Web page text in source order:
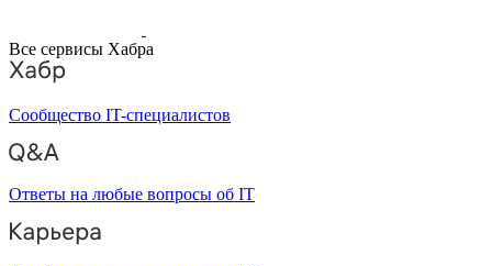
Все сервисы Хабра
Сообщество IT-специалистов
Ответы на любые вопросы об IT